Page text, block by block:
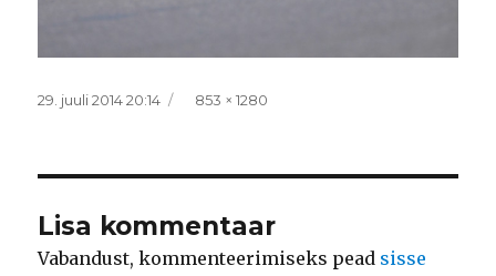
Postitatud
29. juuli 2014 20:14 Täissuurus
853 × 1280
Lisa kommentaar
Vabandust, kommenteerimiseks pead sisse